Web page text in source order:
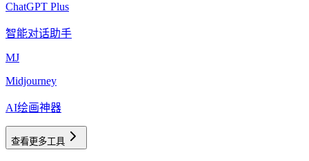
ChatGPT Plus
智能对话助手
MJ
Midjourney
AI绘画神器
查看更多工具